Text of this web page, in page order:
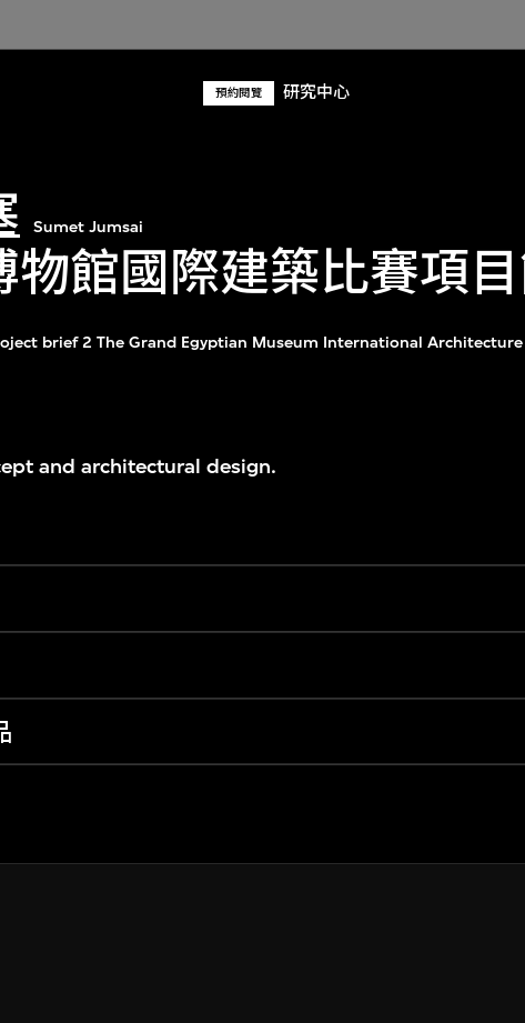
預約閱覽 研究中心
Sumet Jumsai
物館國際建築比賽項
brief 2 The Grand Egyptian Museum International
and architectural design.